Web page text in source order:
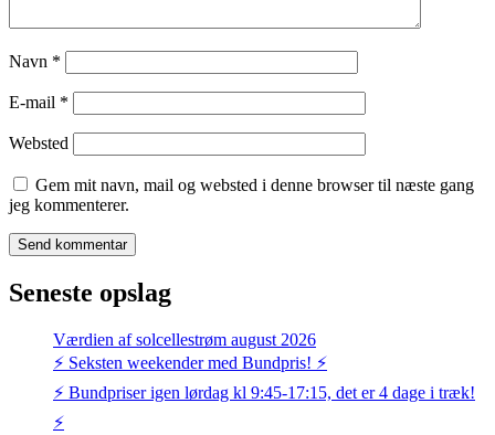
Navn *
E-mail *
Websted
Gem mit navn, mail og websted i denne browser til næste gang
jeg kommenterer.
Seneste opslag
Værdien af solcellestrøm august 2026
⚡️ Seksten weekender med Bundpris! ⚡️
⚡️ Bundpriser igen lørdag kl 9:45-17:15, det er 4 dage i træk!
⚡️